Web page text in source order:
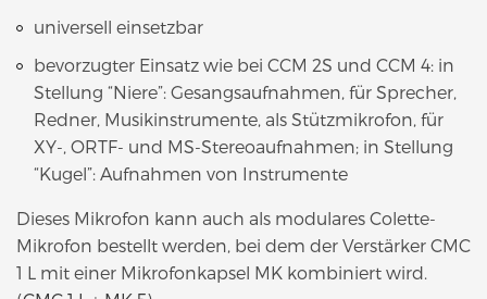
universell einsetzbar
bevorzugter Einsatz wie bei CCM 2S und CCM 4: in
Stellung “Niere”: Gesangsaufnahmen, für Sprecher,
Redner, Musikinstrumente, als Stützmikrofon, für
XY-, ORTF- und MS-Stereoaufnahmen; in Stellung
“Kugel”: Aufnahmen von Instrumente
Dieses Mikrofon kann auch als modulares Colette-
Mikrofon bestellt werden, bei dem der Verstärker CMC
1 L mit einer Mikrofonkapsel MK kombiniert wird.